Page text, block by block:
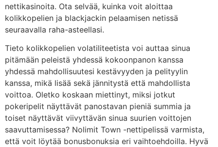
nettikasinoita. Ota selvää, kuinka voit aloittaa
kolikkopelien ja blackjackin pelaamisen netissä
seuraavalla raha-asteellasi.
Tieto kolikkopelien volatiliteetista voi auttaa sinua
pitämään peleistä yhdessä kokoonpanon kanssa
yhdessä mahdollisuutesi kestävyyden ja pelityylin
kanssa, mikä lisää sekä jännitystä että mahdollista
voittoa. Oletko koskaan miettinyt, miksi jotkut
pokeripelit näyttävät panostavan pieniä summia ja
toiset näyttävät viivyttävän sinua suurien voittojen
saavuttamisessa? Nolimit Town -nettipelissä varmista,
että voit löytää bonusbonuksia eri vaihtoehdoilla. Hyvä